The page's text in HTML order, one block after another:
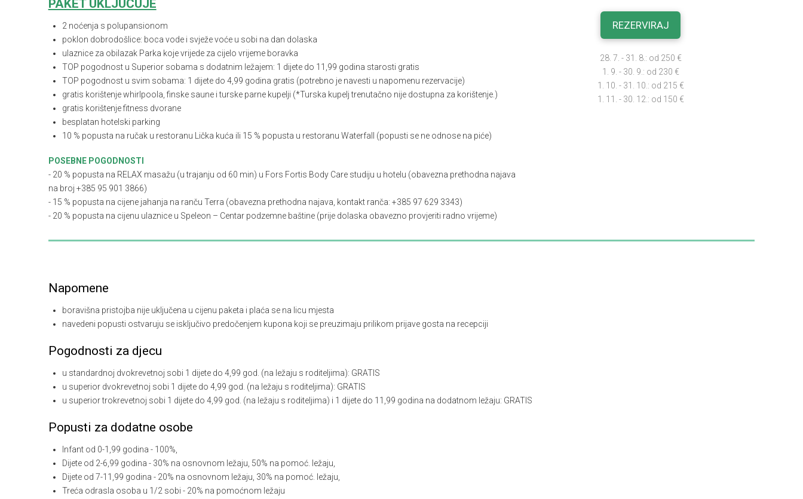
PAKET UKLJUČUJE
2 noćenja s polupansionom
poklon dobrodošlice: boca vode i svježe voće u sobi na dan dolaska
ulaznice za obilazak Parka koje vrijede za cijelo vrijeme boravka
TOP pogodnost u Superior sobama s dodatnim ležajem: 1 dijete do 11,99 godina starosti gratis
TOP pogodnost u svim sobama: 1 dijete do 4,99 godina gratis (potrebno je navesti u napomenu rezervacije)
gratis korištenje whirlpoola, finske saune i turske parne kupelji (*Turska kupelj trenutačno nije dostupna za korištenje.)
gratis korištenje fitness dvorane
besplatan hotelski parking
10 % popusta na ručak u restoranu Lička kuća ili 15 % popusta u restoranu Waterfall (popusti se ne odnose na piće)
POSEBNE POGODNOSTI
- 20 % popusta na RELAX masažu (u trajanju od 60 min) u Fors Fortis Body Care studiju u hotelu (obavezna prethodna najava
na broj +385 95 901 3866)
- 15 % popusta na cijene jahanja na ranču Terra (obavezna prethodna najava, kontakt ranča: +385 97 629 3343)
- 20 % popusta na cijenu ulaznice u Speleon – Centar podzemne baštine (prije dolaska obavezno provjeriti radno vrijeme)
REZERVIRAJ
28. 7. - 31. 8.: od 250 €
1. 9. - 30. 9.: od 230 €
1. 10. - 31. 10.: od 215 €
1. 11. - 30. 12.: od 150 €
Napomene
boravišna pristojba nije uključena u cijenu paketa i plaća se na licu mjesta
navedeni popusti ostvaruju se isključivo predočenjem kupona koji se preuzimaju prilikom prijave gosta na recepciji
Pogodnosti za djecu
u standardnoj dvokrevetnoj sobi 1 dijete do 4,99 god. (na ležaju s roditeljima): GRATIS
u superior dvokrevetnoj sobi 1 dijete do 4,99 god. (na ležaju s roditeljima): GRATIS
u superior trokrevetnoj sobi 1 dijete do 4,99 god. (na ležaju s roditeljima) i 1 dijete do 11,99 godina na dodatnom ležaju: GRATIS
Popusti za dodatne osobe
Infant od 0-1,99 godina - 100%,
Dijete od 2-6,99 godina - 30% na osnovnom ležaju, 50% na pomoć. ležaju,
Dijete od 7-11,99 godina - 20% na osnovnom ležaju, 30% na pomoć. ležaju,
Treća odrasla osoba u 1/2 sobi - 20% na pomoćnom ležaju